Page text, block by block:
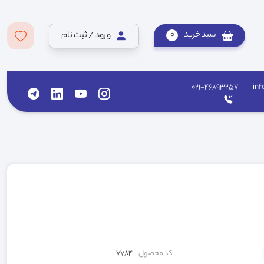
سبد خرید 0 ورود / ثبت نام
021-46893257
کد محصول 7784